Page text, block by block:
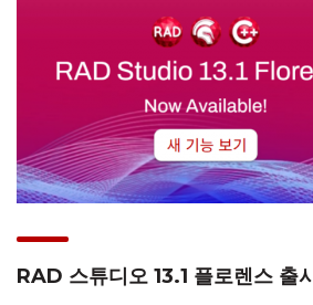
RAD 스튜디오 13.1 플로렌스 출시